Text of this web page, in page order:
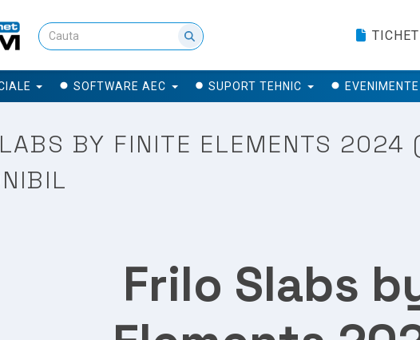
SOFTWARE AEC SUPORT TEHNIC EVENIMENTE
BY FINITE ELEMENTS 2024
Frilo Slabs